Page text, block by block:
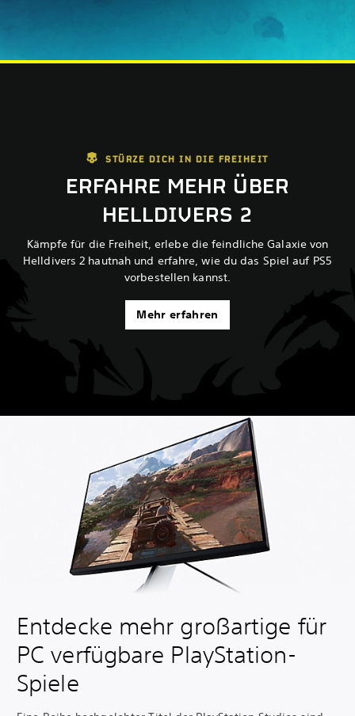
STÜRZE DICH IN DIE FREIHEIT
ERFAHRE MEHR ÜBER
HELLDIVERS 2
Kämpfe für die Freiheit, erlebe die feindliche Galaxie von
Helldivers 2 hautnah und erfahre, wie du das Spiel auf PS5
vorbestellen kannst.
Mehr erfahren
Entdecke mehr großartige für
PC verfügbare PlayStation-
Spiele